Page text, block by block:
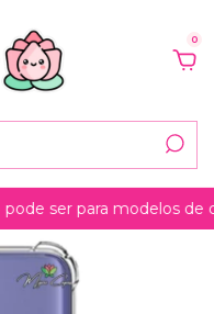
0
ser para modelos de